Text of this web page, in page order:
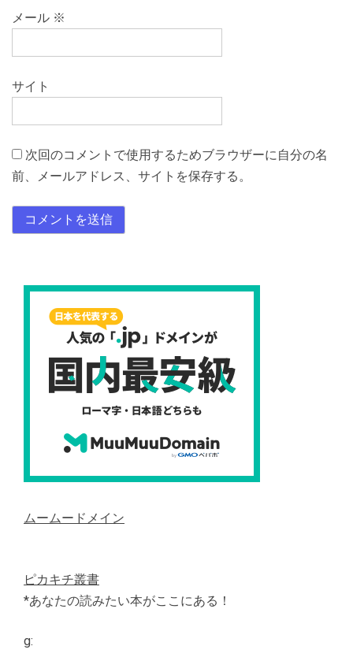
メール ※
サイト
次回のコメントで使用するためブラウザーに自分の名
前、メールアドレス、サイトを保存する。
ムームードメイン
ピカキチ叢書
*あなたの読みたい本がここにある！
g: